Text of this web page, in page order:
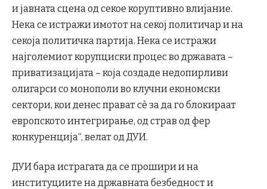
и јавната сцена од секое коруптивно влијание.
Нека се истражи имотот на секој политичар и на
секоја политичка партија. Нека се истражи
најголемиот корупциски процес во државата –
приватизацијата – која создаде недопирливи
олигарси со монополи во клучни економски
сектори, кои денес прават сè за да го блокираат
европското интегрирање, од страв од фер
конкуренција“, велат од ДУИ.
ДУИ бара истрагата да се прошири и на
институциите на државната безбедност и